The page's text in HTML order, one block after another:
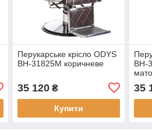
Перукарське крісло ODYS
BH-31825M коричневе
35 120₴
Купити
BH-
35